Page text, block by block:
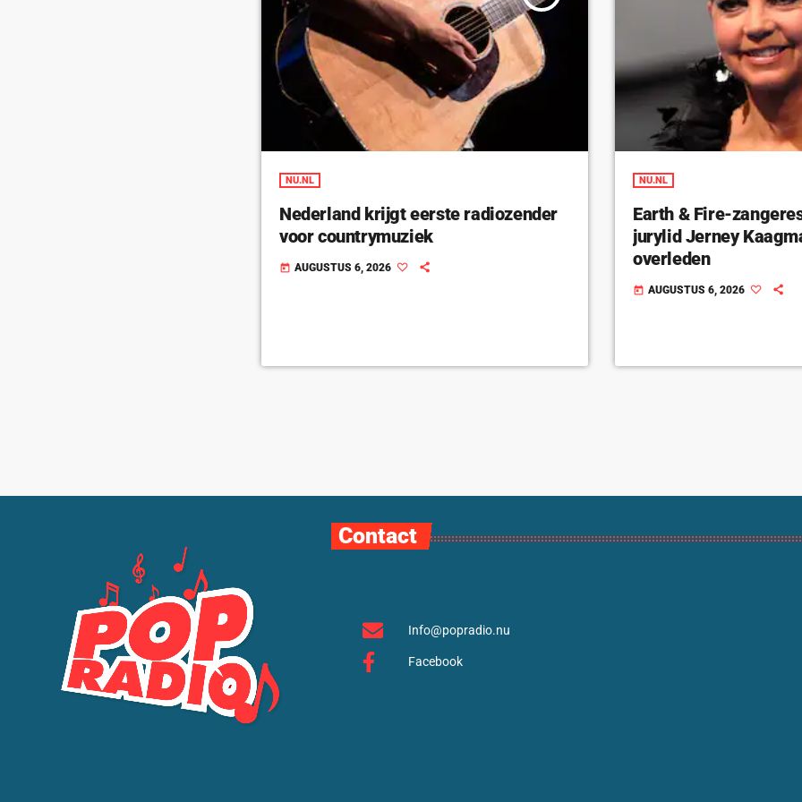
NU.NL
Nederland krijgt eerste radiozender
voor countrymuziek
today AUGUSTUS 6, 2026
NU.NL
Earth & Fire-
jurylid Jerney
overleden
today AUGUSTUS 6, 2026
Contact
Info@popradio.nu
Facebook